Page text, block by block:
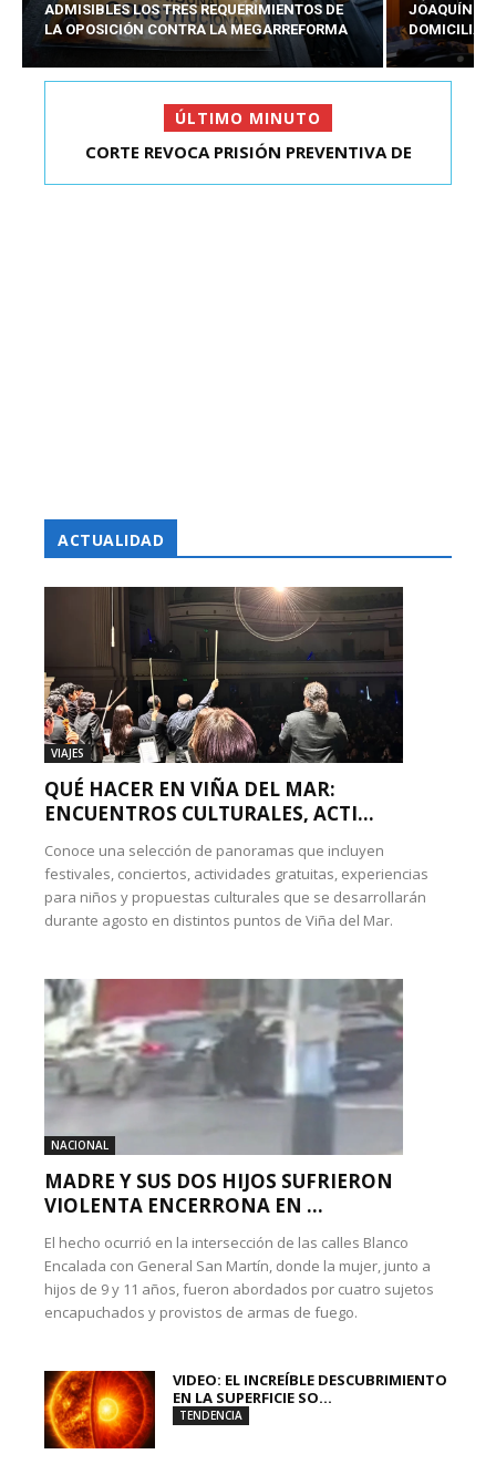
ADMISIBLES LOS TRES REQUERIMIENTOS DE
LA OPOSICIÓN CONTRA LA MEGARREFORMA
JOAQUÍN
ÚLTIMO MINUTO
CASO FIDEL ESPINOZA: SENADO PIDE “EVITAR
CORTE REVOCA PRISIÓN PREVENTIVA DE
ACTUALIDAD
VIAJES
QUÉ HACER EN VIÑA DEL MAR:
ENCUENTROS CULTURALES, ACTI...
Conoce una selección de panoramas que incluyen
festivales, conciertos, actividades gratuitas, experiencias
para niños y propuestas culturales que se desarrollarán
durante agosto en distintos puntos de Viña del Mar.
NACIONAL
MADRE Y SUS DOS HIJOS SUFRIERON
VIOLENTA ENCERRONA EN ...
El hecho ocurrió en la intersección de las calles Blanco
Encalada con General San Martín, donde la mujer, junto a
hijos de 9 y 11 años, fueron abordados por cuatro sujetos
encapuchados y provistos de armas de fuego.
VIDEO: EL INCREÍBLE DESCUBRIMIENTO
EN LA SUPERFICIE SO...
TENDENCIA